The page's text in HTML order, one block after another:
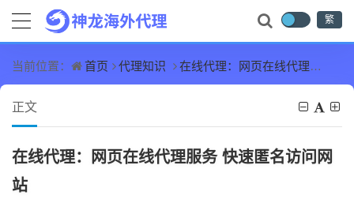
繁
当前位置： 首页 代理知识 在线代理：网页在线代理服务 快速匿名访问网站
正文
在线代理：网页在线代理服务 快速匿名访问网
站